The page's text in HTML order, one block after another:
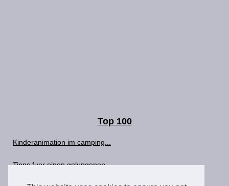
Top 100
Kinderanimation im camping...
Tipps fuer einen gelungenen...